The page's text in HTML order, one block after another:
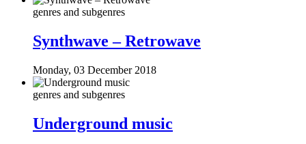
genres and subgenres
Synthwave – Retrowave
Monday, 03 December 2018
genres and subgenres
Underground music